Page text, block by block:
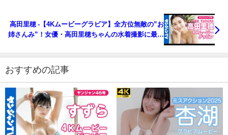
高田里穂 -【4Kムービーグラビア】全方位無敵の”お
姉さんみ”！女優・高田里穂ちゃんの水着撮影に最高
おすすめの記事